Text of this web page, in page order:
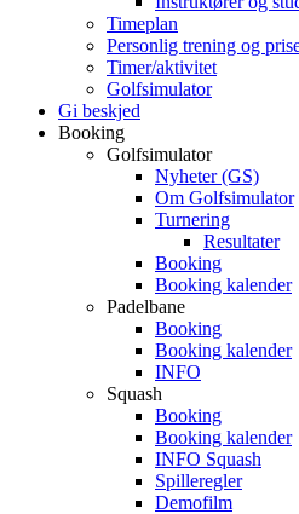
Timeplan
Personlig trening og
Timer/aktivitet
Golfsimulator
Gi beskjed
Booking
Golfsimulator
Nyheter (GS)
Om Golfsimulator
Turnering
Resultater
Booking
Booking kalender
Padelbane
Booking
Booking kalender
INFO
Squash
Booking
Booking kalender
INFO Squash
Spilleregler
Demofilm